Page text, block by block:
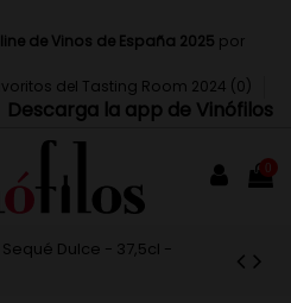
de Vinos de España 2025 por
del Tasting Room 2024 (0 )
Descarga la app de Vinófilos
0
Sequé Dulce - 37,5cl -